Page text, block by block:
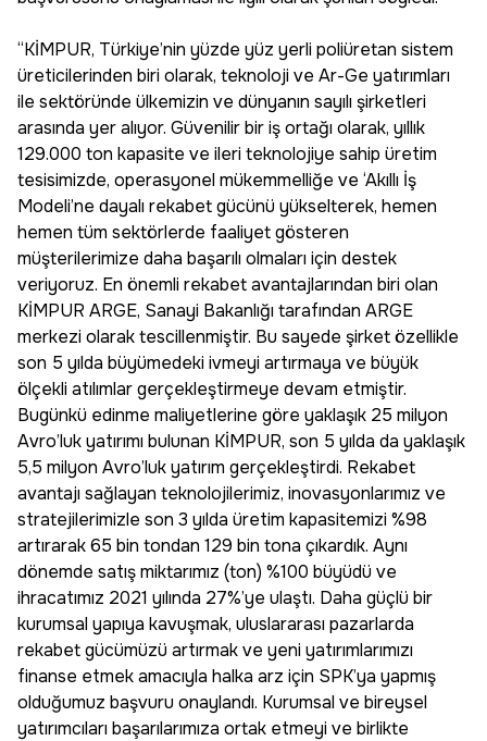
“KİMPUR, Türkiye’nin yüzde yüz yerli poliüretan sistem
üreticilerinden biri olarak, teknoloji ve Ar-Ge yatırımları
ile sektöründe ülkemizin ve dünyanın sayılı şirketleri
arasında yer alıyor. Güvenilir bir iş ortağı olarak, yıllık
129.000 ton kapasite ve ileri teknolojiye sahip üretim
tesisimizde, operasyonel mükemmelliğe ve ‘Akıllı İş
Modeli’ne dayalı rekabet gücünü yükselterek, hemen
hemen tüm sektörlerde faaliyet gösteren
müşterilerimize daha başarılı olmaları için destek
veriyoruz. En önemli rekabet avantajlarından biri olan
KİMPUR ARGE, Sanayi Bakanlığı tarafından ARGE
merkezi olarak tescillenmiştir. Bu sayede şirket özellikle
son 5 yılda büyümedeki ivmeyi artırmaya ve büyük
ölçekli atılımlar gerçekleştirmeye devam etmiştir.
Bugünkü edinme maliyetlerine göre yaklaşık 25 milyon
Avro’luk yatırımı bulunan KİMPUR, son 5 yılda da yaklaşık
5,5 milyon Avro’luk yatırım gerçekleştirdi. Rekabet
avantajı sağlayan teknolojilerimiz, inovasyonlarımız ve
stratejilerimizle son 3 yılda üretim kapasitemizi %98
artırarak 65 bin tondan 129 bin tona çıkardık. Aynı
dönemde satış miktarımız (ton) %100 büyüdü ve
ihracatımız 2021 yılında 27%’ye ulaştı. Daha güçlü bir
kurumsal yapıya kavuşmak, uluslararası pazarlarda
rekabet gücümüzü artırmak ve yeni yatırımlarımızı
finanse etmek amacıyla halka arz için SPK’ya yapmış
olduğumuz başvuru onaylandı. Kurumsal ve bireysel
yatırımcıları başarılarımıza ortak etmeyi ve birlikte